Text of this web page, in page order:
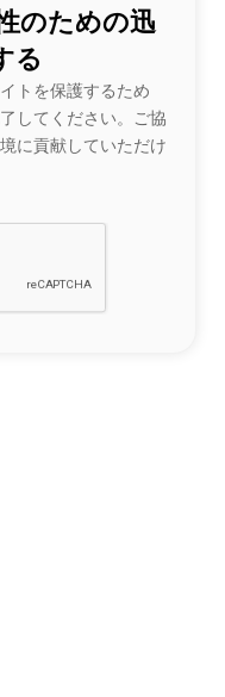
のための迅
る
トを保護するため
してください。ご協
に貢献していただけ